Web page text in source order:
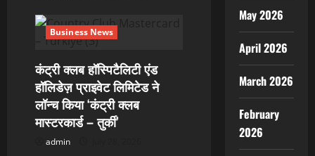
Business News
कंट्री क्लब हॉस्पिटैलिटी एंड
हॉलिडेज़ प्राइवेट लिमिटेड ने
लॉन्च किया ‘कंट्री क्लब
मास्टरकार्ड – तुर्की’
admin
May 2026
April 2026
March 2026
February
2026